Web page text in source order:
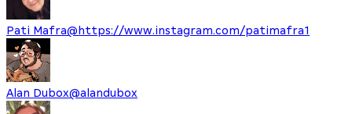
Pati Mafra@ https://www.instagram.com/patimafra1
Alan Dubox@alandubox